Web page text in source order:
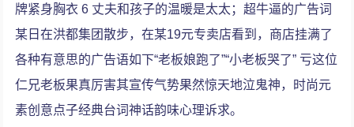
牌紧身胸衣 6 丈夫和孩子的温暖是太太；超牛逼的广告词
某日在洪都集团散步，在某19元专卖店看到，商店挂满了
各种有意思的广告语如下“老板娘跑了”“小老板哭了” 亏这位
仁兄老板果真厉害其宣传气势果然惊天地泣鬼神，时尚元
素创意点子经典台词神话韵味心理诉求。